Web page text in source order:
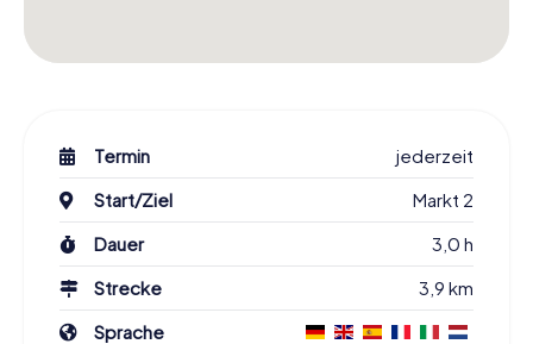
Termin
jederzeit
Start/Ziel
Markt 2
Dauer
3,0 h
Strecke
3,9 km
Sprache